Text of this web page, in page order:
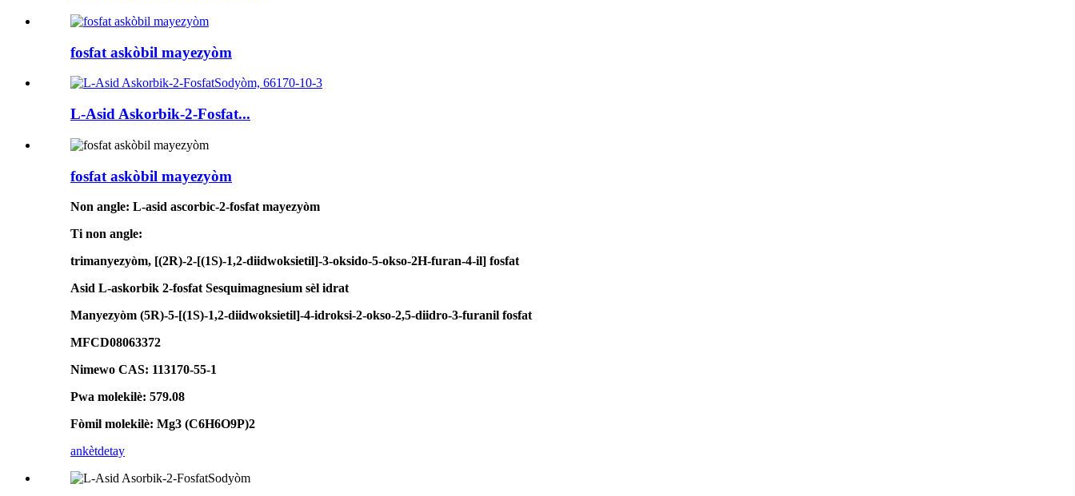
fosfat askòbil mayezyòm
L-Asid Askorbik-2-Fosfat...
fosfat askòbil mayezyòm
Non angle: L-asid ascorbic-2-fosfat mayezyòm
Ti non angle:
trimanyezyòm, [(2R)-2-[(1S)-1,2-diidwoksietil]-3-oksido-5-okso-2H-furan-4-il] fosfat
Asid L-askorbik 2-fosfat Sesquimagnesium sèl idrat
Manyezyòm (5R)-5-[(1S)-1,2-diidwoksietil]-4-idroksi-2-okso-2,5-diidro-3-furanil fosfat
MFCD08063372
Nimewo CAS: 113170-55-1
Pwa molekilè: 579.08
Fòmil molekilè: Mg3 (C6H6O9P)2
ankètdetay